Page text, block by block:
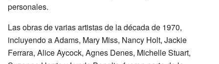
personales.
Las obras de varias artistas de la década de 1970,
incluyendo a Adams, Mary Miss, Nancy Holt, Jackie
Ferrara, Alice Aycock, Agnes Denes, Michelle Stuart,